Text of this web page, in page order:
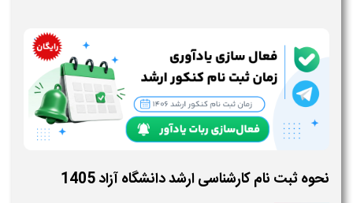
نحوه ثبت نام کارشناسی ارشد دانشگاه آزاد 1405